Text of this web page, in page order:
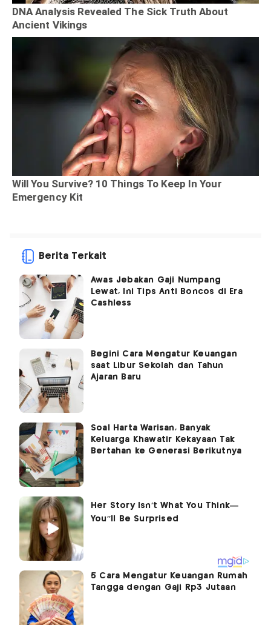
Berita Terkait
Awas Jebakan Gaji Numpang
Lewat, Ini Tips Anti Boncos di Era
Cashless
Begini Cara Mengatur Keuangan
saat Libur Sekolah dan Tahun
Ajaran Baru
Soal Harta Warisan, Banyak
Keluarga Khawatir Kekayaan Tak
Bertahan ke Generasi Berikutnya
5 Cara Mengatur Keuangan Rumah
Tangga dengan Gaji Rp3 Jutaan